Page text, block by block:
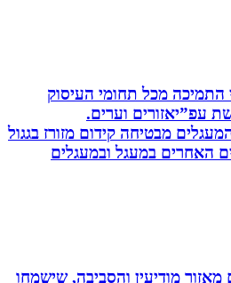
מכל תחומי העיסוק
וערים.
מבטיחה קידום מזורז בגגול
במעגל ובמעגלים
מודיעין והסביבה, שישמחו